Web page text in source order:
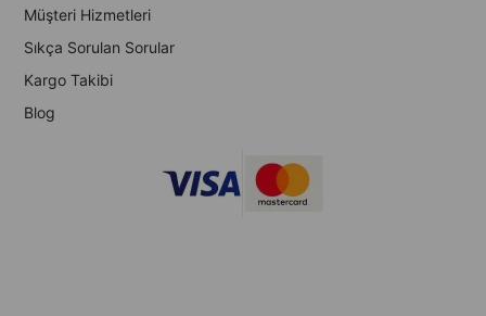
Müşteri Hizmetleri
Sıkça Sorulan Sorular
Kargo Takibi
Blog